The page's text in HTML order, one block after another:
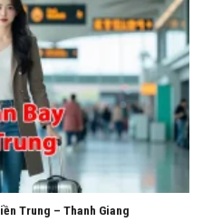
Trung – Thanh Giang